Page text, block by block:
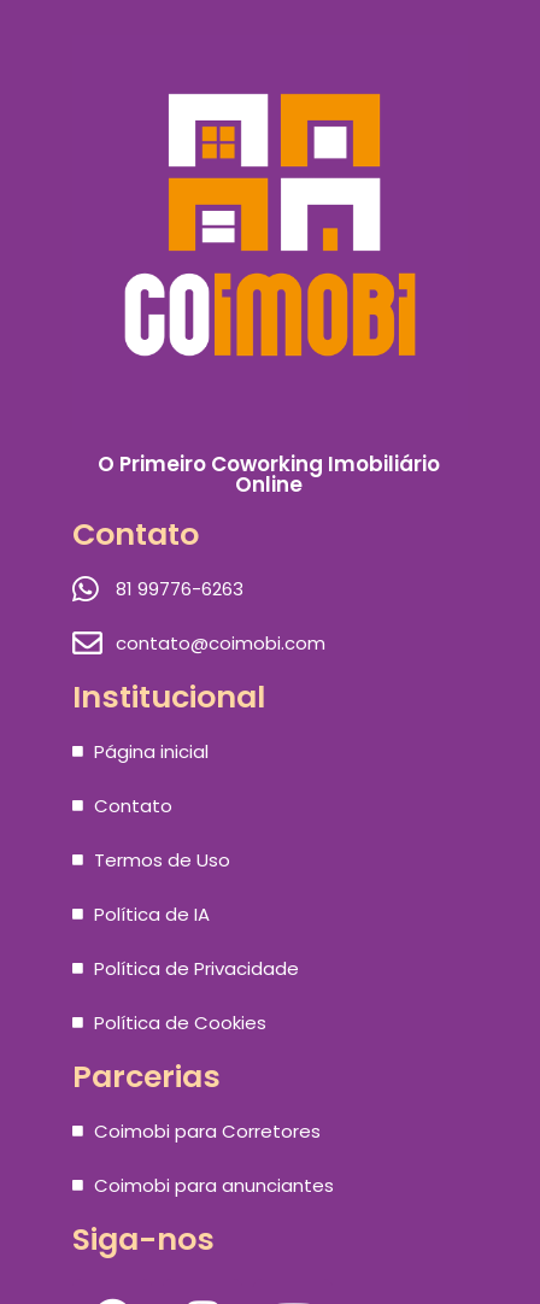
O Primeiro Coworking Imobiliário
Online
Contato
81 99776-6263
contato@coimobi.com
Institucional
Página inicial
Contato
Termos de Uso
Política de IA
Política de Privacidade
Política de Cookies
Parcerias
Coimobi para Corretores
Coimobi para anunciantes
Siga-nos